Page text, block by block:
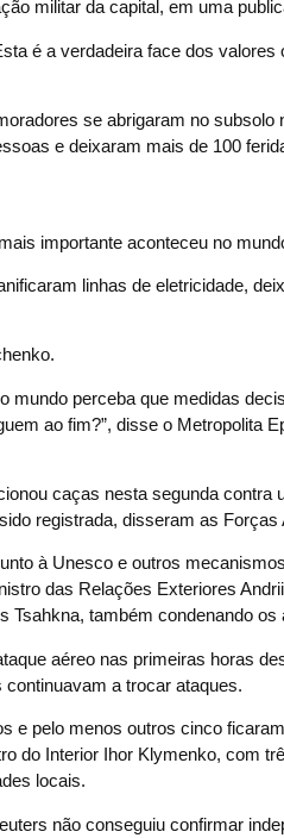
militar da capital, em uma
é a verdadeira face dos valores
se abrigaram no subsolo
e deixaram mais de 100
importante aconteceu no
linhas de eletricidade,
mundo perceba que medidas
ao fim?”, disse o Metropolita
caças nesta segunda
registrada, disseram as
à Unesco e outros
das Relações Exteriores
também condenando os
aéreo nas primeiras horas
a trocar ataques.
pelo menos outros cinco
do Interior Ihor Klymenko, com
locais.
não conseguiu confirmar